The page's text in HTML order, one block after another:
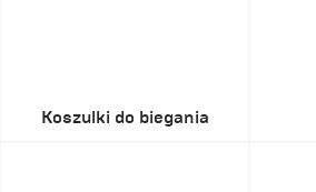
Koszulki do biegania